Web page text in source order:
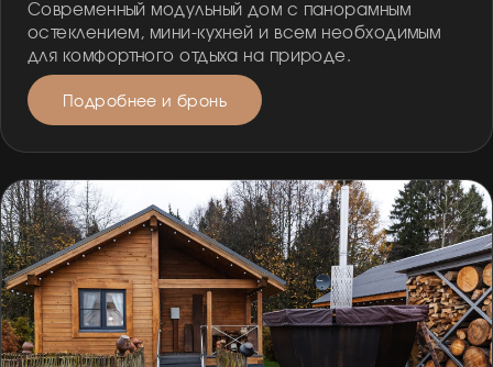
Современный модульный дом с панорамным
остеклением, мини-кухней и всем необходимым
для комфортного отдыха на природе.
Подробнее и бронь